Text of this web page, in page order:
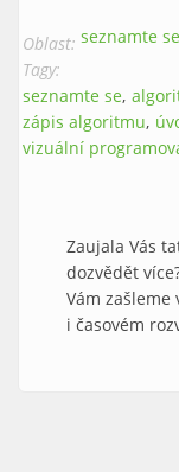
Oblast: seznamte se
Tagy:
seznamte se
zápis algoritmu
vizuální
Zaujala Vás
dozvědět
Vám
i časovém